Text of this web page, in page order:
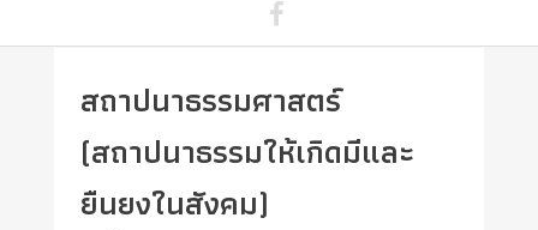
สถาปนาธรรมศาสตร์
(สถาปนาธรรมให้เกิดมีและ
ยืนยงในสังคม)